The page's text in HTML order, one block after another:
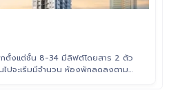
ตั้งแต่ชั้น 8-34 มีลิฟต์โดยสาร 2 ตัว
ปจะเริ่มมีจำนวน ห้องพักลดลงตาม